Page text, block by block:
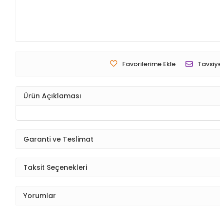
Favorilerime Ekle
Ürün Açıklaması
Garanti ve Teslimat
Taksit Seçenekleri
Yorumlar